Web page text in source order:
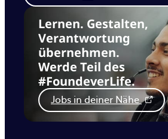
Lernen. Gestalten,
Verantwortung
übernehmen.
Werde Teil des
#FoundeverLife.
Jobs in deiner Nähe